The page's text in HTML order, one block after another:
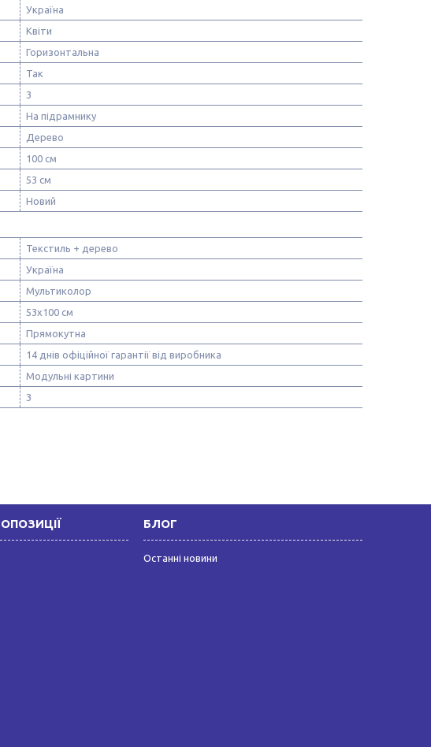
Україна
Квіти
Горизонтальна
Так
3
На підрамнику
Дерево
100 см
53 см
Новий
Текстиль + дерево
Україна
Мультиколор
53х100 см
Прямокутна
14 днів офіційної гарантії від виробника
Модульні картини
3
БЛОГ
Останні новини